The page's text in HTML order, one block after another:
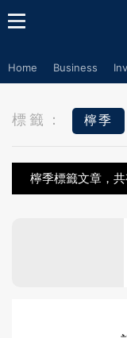
Home Business
標籤： 檸季
檸季標籤文章，